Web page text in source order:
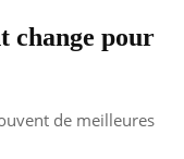
change pour
de meilleures